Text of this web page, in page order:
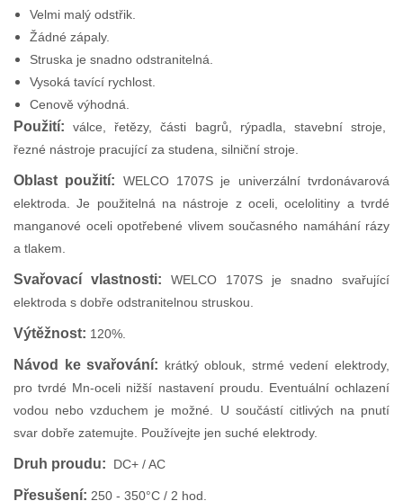
Velmi malý odstřik.
Žádné zápaly.
Struska je snadno odstranitelná.
Vysoká tavící rychlost.
Cenově výhodná.
Použití: válce, řetězy, části bagrů, rýpadla, stavební stroje,
řezné nástroje pracující za studena, silniční stroje.
Oblast použití: WELCO 1707S je univerzální tvrdonávarová
elektroda. Je použitelná na nástroje z oceli, ocelolitiny a tvrdé
manganové oceli opotřebené vlivem současného namáhání rázy
a tlakem.
Svařovací vlastnosti: WELCO 1707S je snadno svařující
elektroda s dobře odstranitelnou struskou.
Výtěžnost: 120%.
Návod ke svařování: krátký oblouk, strmé vedení elektrody,
pro tvrdé Mn-oceli nižší nastavení proudu. Eventuální ochlazení
vodou nebo vzduchem je možné. U součástí citlivých na pnutí
svar dobře zatemujte. Používejte jen suché elektrody.
Druh proudu: DC+ / AC
Přesušení: 250 - 350°C / 2 hod.